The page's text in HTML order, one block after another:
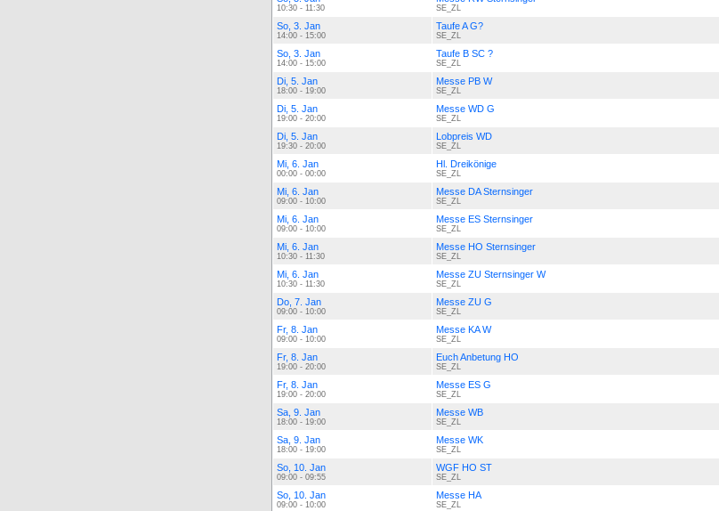
10:30 - 11:30 SE_ZL
So, 3. Jan
14:00 - 15:00
Taufe A G?
SE_ZL
So, 3. Jan
14:00 - 15:00
Taufe B SC ?
SE_ZL
Di, 5. Jan
18:00 - 19:00
Messe PB W
SE_ZL
Di, 5. Jan
19:00 - 20:00
Messe WD G
SE_ZL
Di, 5. Jan
19:30 - 20:00
Lobpreis WD
SE_ZL
Mi, 6. Jan
00:00 - 00:00
Hl. Dreikönige
SE_ZL
Mi, 6. Jan
09:00 - 10:00
Messe DA Sternsinger
SE_ZL
Mi, 6. Jan
09:00 - 10:00
Messe ES Sternsinger
SE_ZL
Mi, 6. Jan
10:30 - 11:30
Messe HO Sternsinger
SE_ZL
Mi, 6. Jan
10:30 - 11:30
Messe ZU Sternsinger W
SE_ZL
Do, 7. Jan
09:00 - 10:00
Messe ZU G
SE_ZL
Fr, 8. Jan
09:00 - 10:00
Messe KA W
SE_ZL
Fr, 8. Jan
19:00 - 20:00
Euch Anbetung HO
SE_ZL
Fr, 8. Jan
19:00 - 20:00
Messe ES G
SE_ZL
Sa, 9. Jan
18:00 - 19:00
Messe WB
SE_ZL
Sa, 9. Jan
18:00 - 19:00
Messe WK
SE_ZL
So, 10. Jan
09:00 - 09:55
WGF HO ST
SE_ZL
So, 10. Jan
09:00 - 10:00
Messe HA
SE_ZL